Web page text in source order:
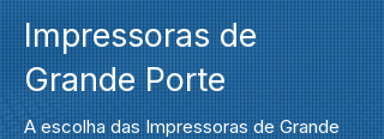
Impressoras de
Grande Porte
A escolha das Impressoras de Grande